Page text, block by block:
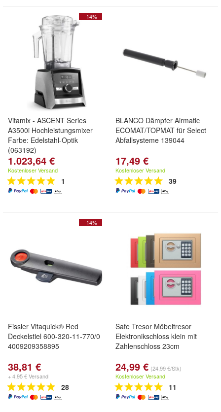
- 14%
Vitamix - ASCENT Series
A3500i Hochleistungsmixer
Farbe: Edelstahl-Optik
(063192)
1.023,64 €
Kostenloser Versand
1
BLANCO Dämpfer Airmatic
ECOMAT/TOPMAT für Select
Abfallsysteme 139044
17,49 €
Kostenloser Versand
39
- 14%
Fissler Vitaquick® Red
Deckelstiel 600-320-11-770/0
4009209358895
38,81 €
+ 4,95 € Versand
28
Safe Tresor Möbeltresor
Elektronikschloss klein mit
Zahlenschloss 23cm
24,99 € (24,99 €/Stk)
Kostenloser Versand
11